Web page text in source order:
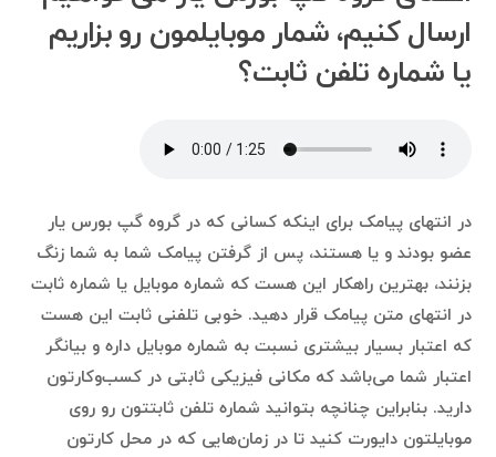
ارسال کنیم، شمار موبایلمون رو بزاریم
یا شماره تلفن ثابت؟
در انتهای پیامک برای اینکه کسانی که در گروه گپ بورس یار
عضو بودند و یا هستند، پس از گرفتن پیامک شما به شما زنگ
بزنند، بهترین راهکار این هست که شماره موبایل یا شماره ثابت
در انتهای متن پیامک قرار دهید. خوبی تلفنی ثابت این هست
که اعتبار بسیار بیشتری نسبت به شماره موبایل داره و بیانگر
اعتبار شما می‌باشد که مکانی فیزیکی ثابتی در کسب‌وکارتون
دارید. بنابراین چنانچه بتوانید شماره تلفن ثابتتون رو روی
موبایلتون دایورت کنید تا در زمان‌هایی که در محل کارتون